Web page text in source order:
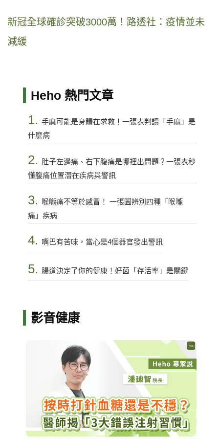
新冠全球確診突破3000萬！路透社：疫情並未
減緩
Heho 熱門文章
1. 手麻可能是身體在求救！一張表判讀「手麻」是
什麼病
2. 肚子左邊痛、右下腹痛是哪裡出問題？一張表秒
懂腹痛位置潛在疾病與警訊
3. 喉嚨痛不等於感冒！ 一張圖辨別四種「喉嚨
痛」疾病
4. 嘴巴有苦味，當心是4個器官發出警訊
5. 腸道決定了你的健康！好菌「存活率」是關鍵
影音健康